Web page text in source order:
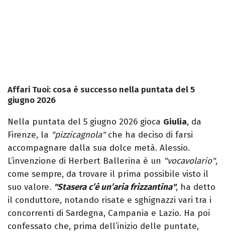
Affari Tuoi: cosa è successo nella puntata del 5
giugno 2026
Nella puntata del 5 giugno 2026 gioca Giulia, da
Firenze, la "pizzicagnola"che ha deciso di farsi
accompagnare dalla sua dolce metà. Alessio.
L’invenzione di Herbert Ballerina è un "vocavolario",
come sempre, da trovare il prima possibile visto il
suo valore. "Stasera c’è un’aria frizzantina", ha detto
il conduttore, notando risate e sghignazzi vari tra i
concorrenti di Sardegna, Campania e Lazio. Ha poi
confessato che, prima dell’inizio delle puntate,